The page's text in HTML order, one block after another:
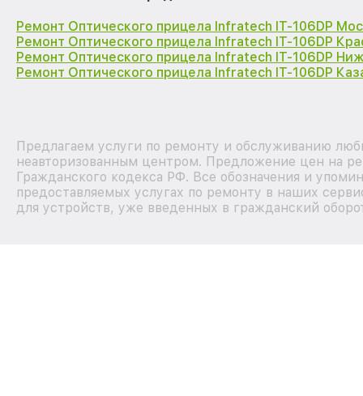
Ремонт Оптического прицела Infratech IT-106DP
Ремонт Оптического прицела Infratech IT-106DP
Ремонт Оптического прицела Infratech IT-106DP
Ремонт Оптического прицела Infratech IT-106DP
Предлагаем услуги по ремонту и обслуживанию
неавторизованным центром. Предложение цен на
Гражданского кодекса РФ. Все обозначения и
предоставляемых услугах по ремонту в наших
для устройств, уже введенных в гражданский